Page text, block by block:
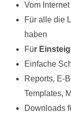
Vom
Für alle die
haben
Für
Einfache
Reports, E-
Templates,
Downloads